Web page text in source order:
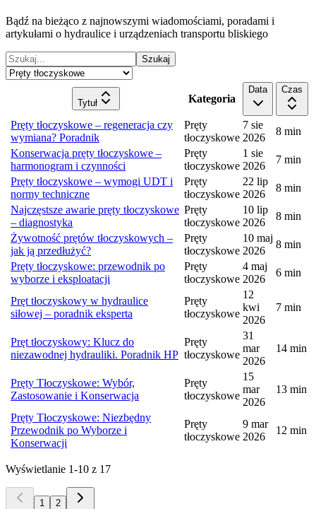
Bądź na bieżąco z najnowszymi wiadomościami, poradami i
artykułami o hydraulice i urządzeniach transportu bliskiego
Szukaj
Tytuł Kategoria
Data Czas
Pręty tłoczyskowe – regeneracja czy
wymiana? Poradnik
Pręty
tłoczyskowe
7 sie
2026
8 min
Konserwacja pręty tłoczyskowe –
harmonogram i czynności
Pręty
tłoczyskowe
1 sie
2026
7 min
Pręty tłoczyskowe – wymogi UDT i
normy techniczne
Pręty
tłoczyskowe
22 lip
2026
8 min
Najczęstsze awarie pręty tłoczyskowe
– diagnostyka
Pręty
tłoczyskowe
10 lip
2026
8 min
Żywotność prętów tłoczyskowych –
jak ją przedłużyć?
Pręty
tłoczyskowe
10 maj
2026
8 min
Pręty tłoczyskowe: przewodnik po
wyborze i eksploatacji
Pręty
tłoczyskowe
4 maj
2026
6 min
Pręt tłoczyskowy w hydraulice
siłowej – poradnik eksperta
Pręty
tłoczyskowe
12
kwi
2026
7 min
Pręt tłoczyskowy: Klucz do
niezawodnej hydrauliki. Poradnik HP
Pręty
tłoczyskowe
31
mar
2026
14 min
Pręty Tłoczyskowe: Wybór,
Zastosowanie i Konserwacja
Pręty
tłoczyskowe
15
mar
2026
13 min
Pręty Tłoczyskowe: Niezbędny
Przewodnik po Wyborze i
Konserwacji
Pręty
tłoczyskowe
9 mar
2026
12 min
Wyświetlanie 1-10 z 17
1 2